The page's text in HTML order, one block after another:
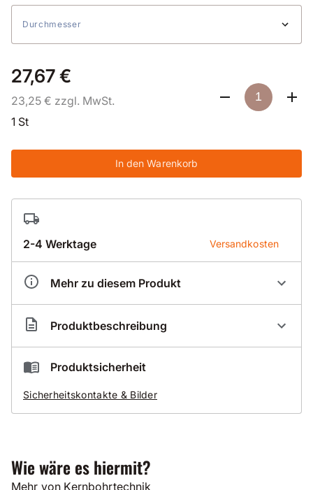
Durchmesser
27,67 €
23,25 € zzgl. MwSt.
1 St
In den Warenkorb
2-4 Werktage Versandkosten
Mehr zu diesem Produkt
Artikelnummer CL506627
Produktbeschreibung
Nass-Diamantbohrkrone Laser-Turbo
Stahlbeton und Mauerwerk
ideal für den Hochbau und das Baunebengewerbe
geeignet
Produktsicherheit
Sicherheitskontakte & Bilder
Wie wäre es hiermit?
Mehr von Kernbohrtechnik